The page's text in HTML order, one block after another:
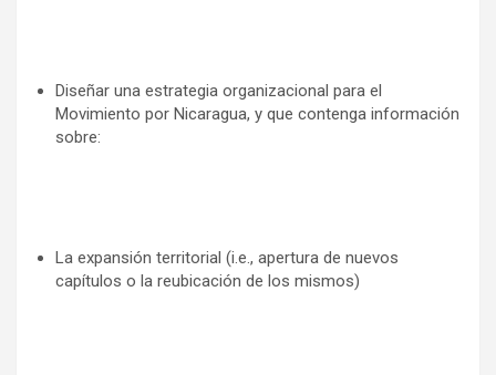
Diseñar una estrategia organizacional para el
Movimiento por Nicaragua, y que contenga información
sobre:
La expansión territorial (i.e., apertura de nuevos
capítulos o la reubicación de los mismos)